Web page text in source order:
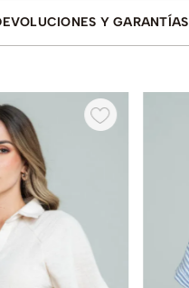
Y GARANTÍAS